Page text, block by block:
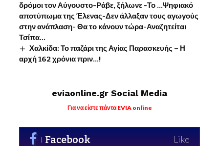
δρόμοι τον Αύγουστο-Ράβε, ξήλωνε -Το …Ψηφιακό
αποτύπωμα της Έλενας-Δεν άλλαξαν τους αγωγούς
στην ανάπλαση- Θα το κάνουν τώρα-Αναζητείται
Τσίπα…
Χαλκίδα: Το παζάρι της Αγίας Παρασκευής – Η
αρχή 162 χρόνια πριν…!
eviaonline.gr Social Media
Για να είστε πάντα EVIA online
Facebook Like